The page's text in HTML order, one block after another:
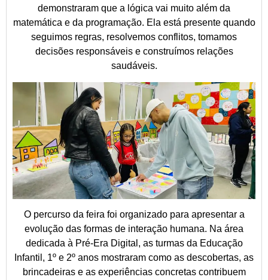
demonstraram que a lógica vai muito além da
matemática e da programação. Ela está presente quando
seguimos regras, resolvemos conflitos, tomamos
decisões responsáveis e construímos relações
saudáveis.
O percurso da feira foi organizado para apresentar a
evolução das formas de interação humana. Na área
dedicada à Pré-Era Digital, as turmas da Educação
Infantil, 1º e 2º anos mostraram como as descobertas, as
brincadeiras e as experiências concretas contribuem